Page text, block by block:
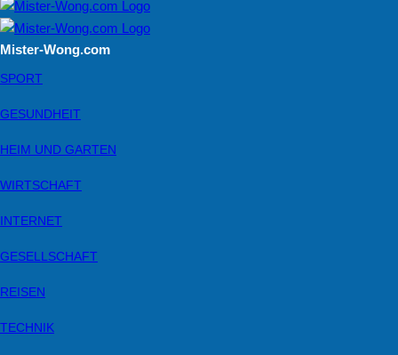
Mister-Wong.com
SPORT
GESUNDHEIT
HEIM UND GARTEN
WIRTSCHAFT
INTERNET
GESELLSCHAFT
REISEN
TECHNIK